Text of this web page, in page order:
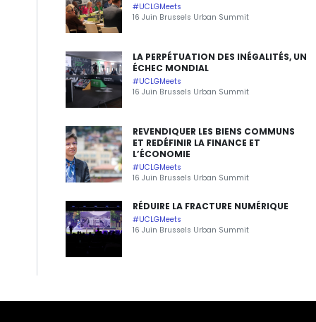
#UCLGMeets
16 Juin Brussels Urban Summit
LA PERPÉTUATION DES INÉGALITÉS, UN
ÉCHEC MONDIAL
#UCLGMeets
16 Juin Brussels Urban Summit
REVENDIQUER LES BIENS COMMUNS
ET REDÉFINIR LA FINANCE ET
L’ÉCONOMIE
#UCLGMeets
16 Juin Brussels Urban Summit
RÉDUIRE LA FRACTURE NUMÉRIQUE
#UCLGMeets
16 Juin Brussels Urban Summit